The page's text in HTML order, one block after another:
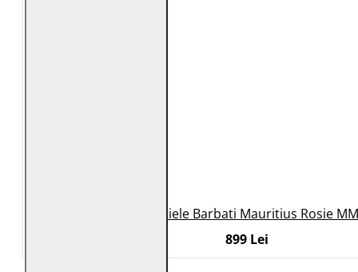
Geaca de Piele Barbati Mauritius Rosie
899 Lei